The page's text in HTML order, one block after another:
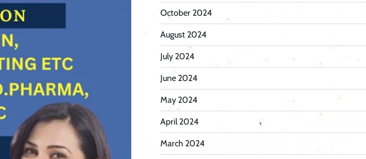
October 2024
August 2024
July 2024
June 2024
May 2024
April 2024
March 2024